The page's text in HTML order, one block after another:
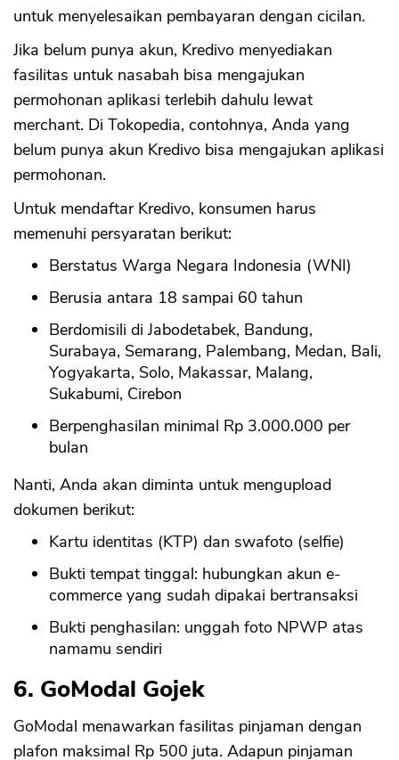
untuk menyelesaikan pembayaran dengan cicilan.
Jika belum punya akun, Kredivo menyediakan
fasilitas untuk nasabah bisa mengajukan
permohonan aplikasi terlebih dahulu lewat
merchant. Di Tokopedia, contohnya, Anda yang
belum punya akun Kredivo bisa mengajukan aplikasi
permohonan.
Untuk mendaftar Kredivo, konsumen harus
memenuhi persyaratan berikut:
Berstatus Warga Negara Indonesia (WNI)
Berusia antara 18 sampai 60 tahun
Berdomisili di Jabodetabek, Bandung,
Surabaya, Semarang, Palembang, Medan, Bali,
Yogyakarta, Solo, Makassar, Malang,
Sukabumi, Cirebon
Berpenghasilan minimal Rp 3.000.000 per
bulan
Nanti, Anda akan diminta untuk mengupload
dokumen berikut:
Kartu identitas (KTP) dan swafoto (selfie)
Bukti tempat tinggal: hubungkan akun e-
commerce yang sudah dipakai bertransaksi
Bukti penghasilan: unggah foto NPWP atas
namamu sendiri
6. GoModal Gojek
GoModal menawarkan fasilitas pinjaman dengan
plafon maksimal Rp 500 juta. Adapun pinjaman